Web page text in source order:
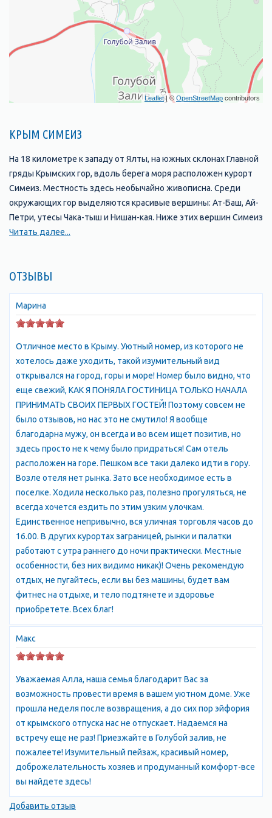
Leaflet| © OpenStreetMap contributors
КРЫМ СИМЕИЗ
На 18 километре к западу от Ялты, на южных склонах Главной
гряды Крымских гор, вдоль берега моря расположен курорт
Симеиз. Местность здесь необычайно живописна. Среди
окружающих гор выделяются красивые вершины: Ат-Баш, Ай-
Петри, утесы Чака-тыш и Нишан-кая. Ниже этих вершин Симеиз
обступают каменные громады самых причудливых форм -
Средняя высота их 1100 - 1200 м над уровнем моря. Вершина
Южные склоны гор круты и обрывисты, северные - пологие.
На западной окраине Симеиза поднимается гора Кошка. Она
кряж круто обрывается у моря. К югу и юго-западу от горы
Кошки много камней, скал и обломков. У самого моря это
нагромождение камней замыкается красивым утесом
Лебединое крыло, названным так за свое сходство с крылом
птицы. Лебединое крыло, по всей видимости, отделилось от
горы Кошки в давние времена.
В двухстах метрах к востоку от Лебединого крыла живописно
расположены гора Панеа, а ниже ее - скала Дива. Камень
Монах, находившийся между берегом и Дивой, разбит
штормом в январе 1931 года. Восточнее скалы Дивы в море
выступает мыс Ай-Панда. Между мысом и Дивой - залив с
хорошим пляжем, усыпанным мелкой галькой. Это один из
лучших лечебных пляжей на Южном берегу Крыма.
Над Симеизом на склоне Главной гряды расположено
несколько гор. Наибольшая из них - Чака-тыш (Караул-камень),
имеющая характер кряжа, как и гора Кошка. Чуть восточнее, у
Севастопольского шоссе, высится в виде холма Чам-тепе
(Сосновая гора). А еще ниже этой горы, недалеко от
кладбища, расположен обрывистый утес Тас-петри,
напоминающий башню. Между Симеизом и Алупкой, виден
красивый утес Нишан-кая.
Все эти скалы и утесы, состоящие из пород осадочного
сдвигов масс мраморовидного известняка, отколовшихся от
Главной гряды Крымских гор. В далекие геологические
времена, в начале четвертичного периода, происходило
интенсивное размывание горных пород. Этот процесс
сопровождался и ускорялся землетрясениями и оползнями.
От Главной гряды откалывались колоссальные каменные
массы и скользили к морю. Это был гигантский каменный
поток. Сейчас светло-серые следы его резко выделяются на
фоне окружающего темного грунта, состоящего из продуктов
Читать далее...
ОТЗЫВЫ
Марина
Отличное место в Крыму. Уютный номер, из которого не
хотелось даже уходить, такой изумительный вид
открывался на город, горы и море! Номер было видно, что
еще свежий, КАК Я ПОНЯЛА ГОСТИНИЦА ТОЛЬКО НАЧАЛА
ПРИНИМАТЬ СВОИХ ПЕРВЫХ ГОСТЕЙ! Поэтому совсем не
было отзывов, но нас это не смутило! Я вообще
благодарна мужу, он всегда и во всем ищет позитив, но
здесь просто не к чему было придраться! Сам отель
расположен на горе. Пешком все таки далеко идти в гору.
Возле отеля нет рынка. Зато все необходимое есть в
поселке. Ходила несколько раз, полезно прогуляться, не
всегда хочется ездить по этим узким улочкам.
Единственное непривычно, вся уличная торговля часов до
16.00. В других курортах заграницей, рынки и палатки
работают с утра раннего до ночи практически. Местные
особенности, без них видимо никак)! Очень рекомендую
отдых, не пугайтесь, если вы без машины, будет вам
фитнес на отдыхе, и тело подтянете и здоровье
приобретете. Всех благ!
Макс
Уважаемая Алла, наша семья благодарит Вас за
возможность провести время в вашем уютном доме. Уже
прошла неделя после возвращения, а до сих пор эйфория
от крымского отпуска нас не отпускает. Надаемся на
встречу еще не раз! Приезжайте в Голубой залив, не
пожалеете! Изумительный пейзаж, красивый номер,
доброжелательность хозяев и продуманный комфорт-все
вы найдете здесь!
Добавить отзыв